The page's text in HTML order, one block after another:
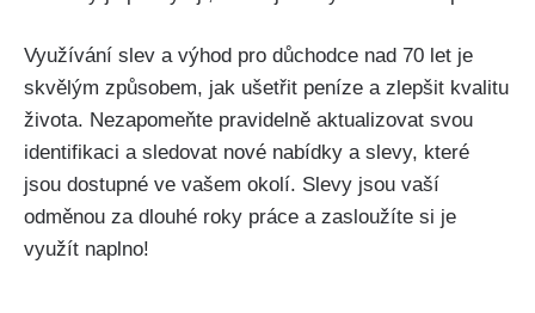
Využívání slev a výhod pro důchodce nad 70 let je
skvělým způsobem, jak ušetřit peníze a zlepšit kvalitu
života. Nezapomeňte pravidelně aktualizovat svou
identifikaci a sledovat nové nabídky a slevy, které
jsou dostupné ve vašem okolí. Slevy jsou vaší
odměnou za dlouhé roky práce a zasloužíte si je
využít naplno!